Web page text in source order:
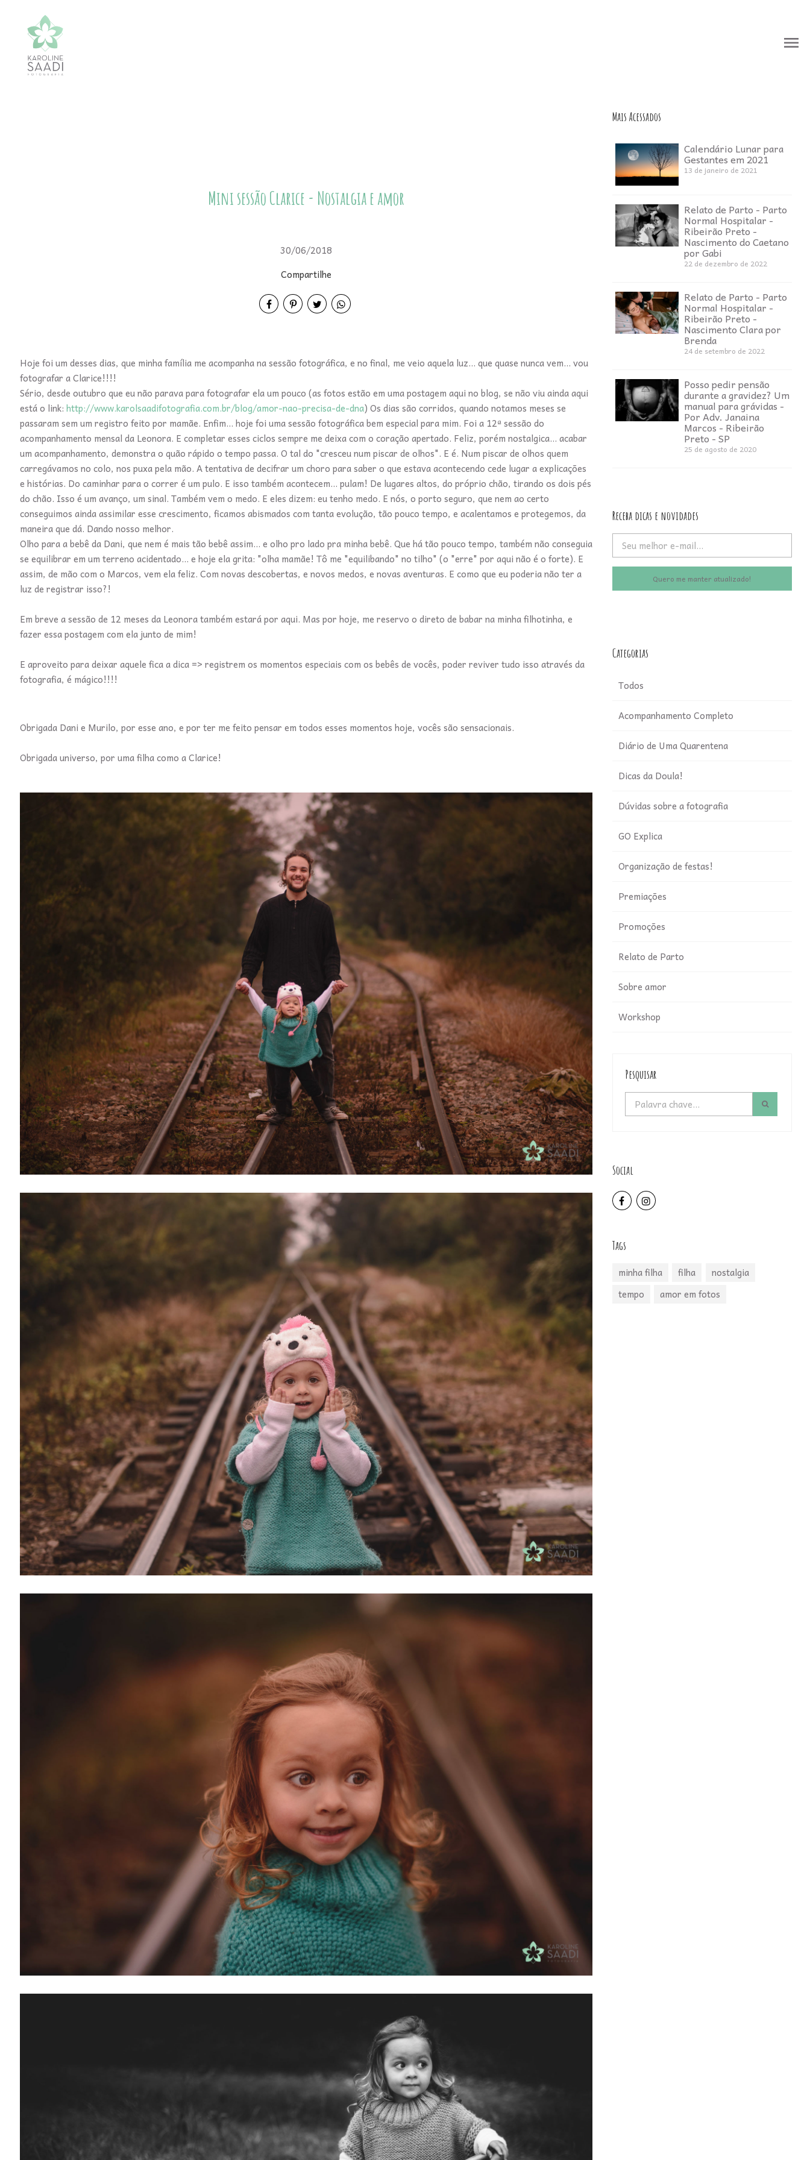
menu
Mini sessão Clarice - Nostalgia e amor
30/06/2018
Compartilhe
Hoje foi um desses dias, que minha família me acompanha na sessão fotográfica, e no final, me veio aquela luz... que quase nunca vem... vou
fotografar a Clarice!!!!
Sério, desde outubro que eu não parava para fotografar ela um pouco (as fotos estão em uma postagem aqui no blog, se não viu ainda aqui
está o link: http://www.karolsaadifotografia.com.br/blog/amor-nao-precisa-de-dna) Os dias são corridos, quando notamos meses se
passaram sem um registro feito por mamãe. Enfim... hoje foi uma sessão fotográfica bem especial para mim. Foi a 12ª sessão do
acompanhamento mensal da Leonora. E completar esses ciclos sempre me deixa com o coração apertado. Feliz, porém nostalgica... acabar
um acompanhamento, demonstra o quão rápido o tempo passa. O tal do "cresceu num piscar de olhos". E é. Num piscar de olhos quem
carregávamos no colo, nos puxa pela mão. A tentativa de decifrar um choro para saber o que estava acontecendo cede lugar a explicações
e histórias. Do caminhar para o correr é um pulo. E isso também acontecem... pulam! De lugares altos, do próprio chão, tirando os dois pés
do chão. Isso é um avanço, um sinal. Também vem o medo. E eles dizem: eu tenho medo. E nós, o porto seguro, que nem ao certo
conseguimos ainda assimilar esse crescimento, ficamos abismados com tanta evolução, tão pouco tempo, e acalentamos e protegemos, da
maneira que dá. Dando nosso melhor.
Olho para a bebê da Dani, que nem é mais tão bebê assim... e olho pro lado pra minha bebê. Que há tão pouco tempo, também não conseguia
se equilibrar em um terreno acidentado... e hoje ela grita: "olha mamãe! Tô me "equilibando" no tilho" (o "erre" por aqui não é o forte). E
assim, de mão com o Marcos, vem ela feliz. Com novas descobertas, e novos medos, e novas aventuras. E como que eu poderia não ter a
luz de registrar isso?!
Em breve a sessão de 12 meses da Leonora também estará por aqui. Mas por hoje, me reservo o direto de babar na minha filhotinha, e
fazer essa postagem com ela junto de mim!
E aproveito para deixar aquele fica a dica => registrem os momentos especiais com os bebês de vocês, poder reviver tudo isso através da
fotografia, é mágico!!!!
Obrigada Dani e Murilo, por esse ano, e por ter me feito pensar em todos esses momentos hoje, vocês são sensacionais.
Obrigada universo, por uma filha como a Clarice!
Mais Acessados
Calendário Lunar para
Gestantes em 2021
13 de janeiro de 2021
Relato de Parto - Parto
Normal Hospitalar -
Ribeirão Preto -
Nascimento do Caetano
por Gabi
22 de dezembro de 2022
Relato de Parto - Parto
Normal Hospitalar -
Ribeirão Preto -
Nascimento Clara por
Brenda
24 de setembro de 2022
Posso pedir pensão
durante a gravidez? Um
manual para grávidas -
Por Adv. Janaina
Marcos - Ribeirão
Preto - SP
25 de agosto de 2020
Receba dicas e novidades
Quero me manter atualizado!
Categorias
Todos
Acompanhamento Completo
Diário de Uma Quarentena
Dicas da Doula!
Dúvidas sobre a fotografia
GO Explica
Organização de festas!
Premiações
Promoções
Relato de Parto
Sobre amor
Workshop
Pesquisar
Social
Tags
minha filha filha
nostalgia
tempo
amor em fotos